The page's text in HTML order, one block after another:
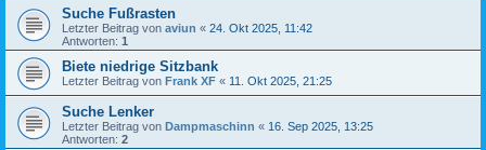
Suche Fußrasten
Letzter Beitrag von aviun « 24. Okt 2025, 11:42
Antworten: 1
Biete niedrige Sitzbank
Letzter Beitrag von Frank XF « 11. Okt 2025, 21:25
Suche Lenker
Letzter Beitrag von Dampmaschinn « 16. Sep 2025, 13:25
Antworten: 2